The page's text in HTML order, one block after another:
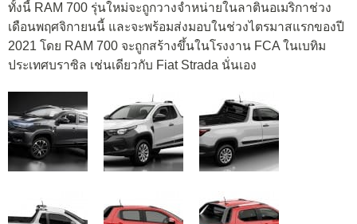
ทั้งนี้ RAM 700 รุ่นใหม่จะถูกวางจำหน่ายในลาตินอเมริกาช่วง
เดือนพฤศจิกายนนี้ และจะพร้อมส่งมอบในช่วงไตรมาสแรกของปี
2021 โดย RAM 700 จะถูกสร้างขึ้นในโรงงาน FCA ในเบทิม
ประเทศบราซิล เช่นเดียวกับ Fiat Strada นั่นเอง